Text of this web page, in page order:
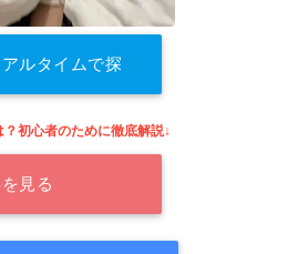
ルタイムで探
す初心者のために徹底解説↓
見る